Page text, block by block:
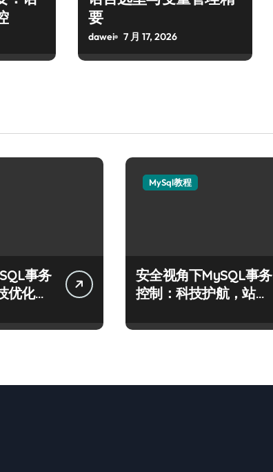
要
dawei 7 月 17, 2026
事务
优化实
MySql教程
安全视角下MySQL事务
控制：科技护航，站长